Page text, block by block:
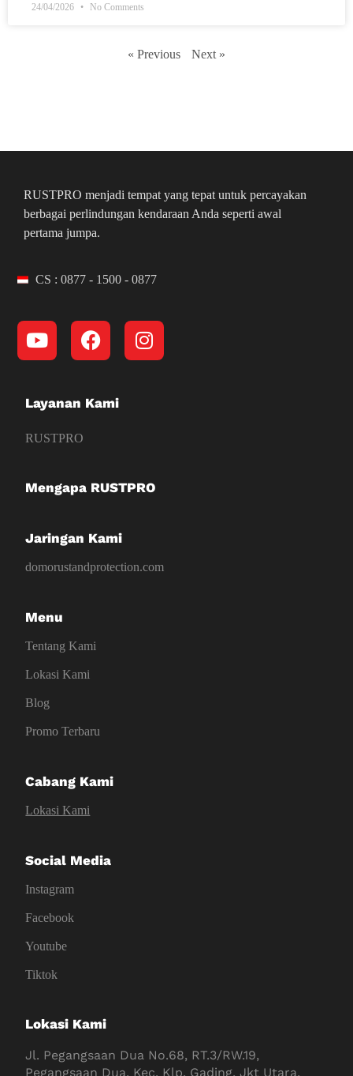
24/04/2026 No Comments
« Previous Next »
RUSTPRO menjadi tempat yang tepat untuk percayakan
berbagai perlindungan kendaraan Anda seperti awal
pertama jumpa.
CS : 0877 - 1500 - 0877
Layanan Kami
RUSTPRO
Mengapa RUSTPRO
Jaringan Kami
domorustandprotection.com
Menu
Tentang Kami
Lokasi Kami
Blog
Promo Terbaru
Cabang Kami
Lokasi Kami
Social Media
Instagram
Facebook
Youtube
Tiktok
Lokasi Kami
Jl. Pegangsaan Dua No.68, RT.3/RW.19,
Pegangsaan Dua, Kec. Klp. Gading, Jkt Utara,